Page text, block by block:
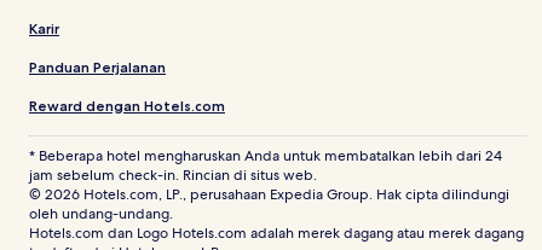
Karir
Panduan Perjalanan
Reward dengan Hotels.com
* Beberapa hotel mengharuskan Anda untuk membatalkan lebih dari 24
jam sebelum check-in. Rincian di situs web.
© 2026 Hotels.com, LP., perusahaan Expedia Group. Hak cipta dilindungi
oleh undang-undang.
Hotels.com dan Logo Hotels.com adalah merek dagang atau merek dagang